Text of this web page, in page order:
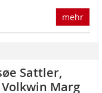
mehr
Sattler,
Marg